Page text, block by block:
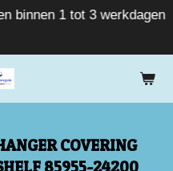
binnen 1 tot 3 werkdagen
COVERING
85955-24200